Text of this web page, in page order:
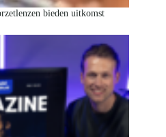
bieden uitkomst